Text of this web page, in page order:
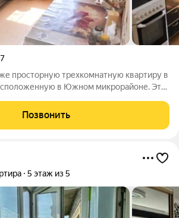
просторную трехкомнатную квартиру в
в Южном микрорайоне. Это
Основные характеристики Этаж: 3
середина
Позвонить
5 этаж из 5